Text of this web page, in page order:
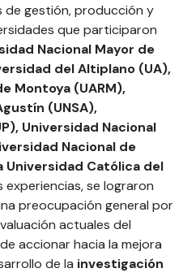
de gestión, producción y
que participaron
Nacional Mayor de
del Altiplano (UA),
Montoya (UARM),
(UNSA),
Universidad Nacional
Nacional de
Universidad Católica del
experiencias, se lograron
preocupación general por
actuales del
accionar hacia la mejora
de la investigación